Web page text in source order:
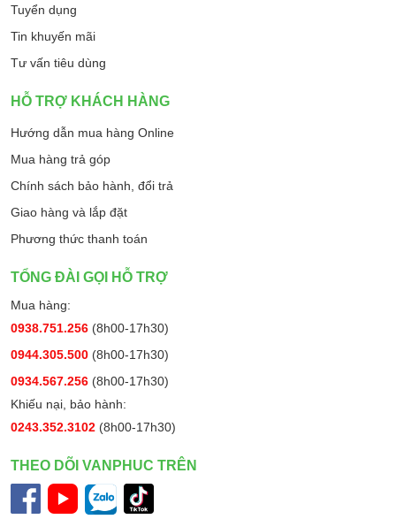
Tuyển dụng
Tin khuyến mãi
Tư vấn tiêu dùng
HỖ TRỢ KHÁCH HÀNG
Hướng dẫn mua hàng Online
Mua hàng trả góp
Chính sách bảo hành, đổi trả
Giao hàng và lắp đặt
Phương thức thanh toán
TỔNG ĐÀI GỌI HỖ TRỢ
Mua hàng:
0938.751.256 (8h00-17h30)
0944.305.500 (8h00-17h30)
0934.567.256 (8h00-17h30)
Khiếu nại, bảo hành:
0243.352.3102 (8h00-17h30)
THEO DÕI VANPHUC TRÊN